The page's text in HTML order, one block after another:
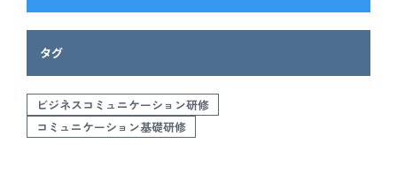
タグ
ビジネスコミュニケーション研修
コミュニケーション基礎研修